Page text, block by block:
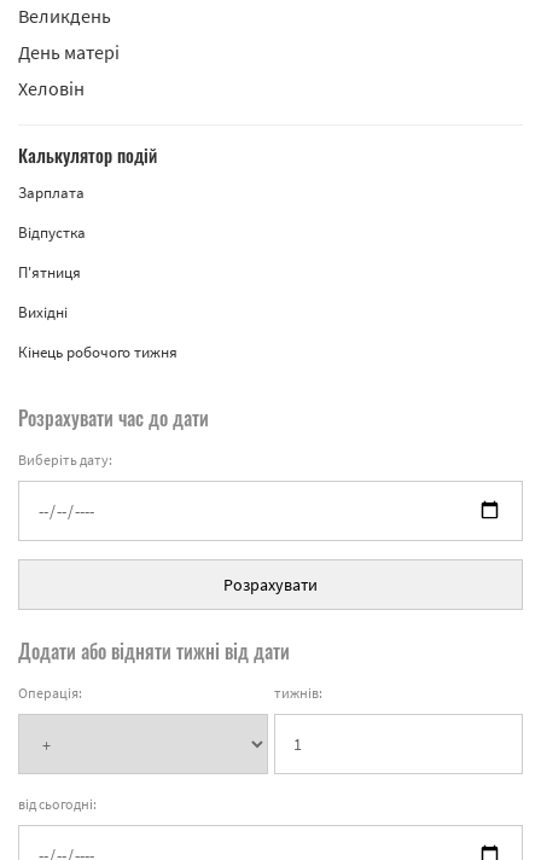
Великдень
День матері
Хеловін
Калькулятор подій
Зарплата
Відпустка
П'ятниця
Вихідні
Кінець робочого тижня
Розрахувати час до дати
Виберіть дату:
Розрахувати
Додати або відняти тижні від дати
Операція: тижнів:
від сьогодні: